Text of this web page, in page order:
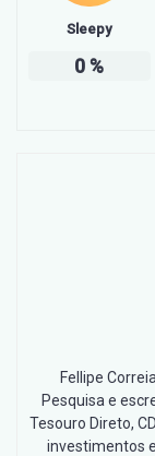
Sleepy
0%
Fellipe
Pesquisa e
Tesouro Direto,
investimentos